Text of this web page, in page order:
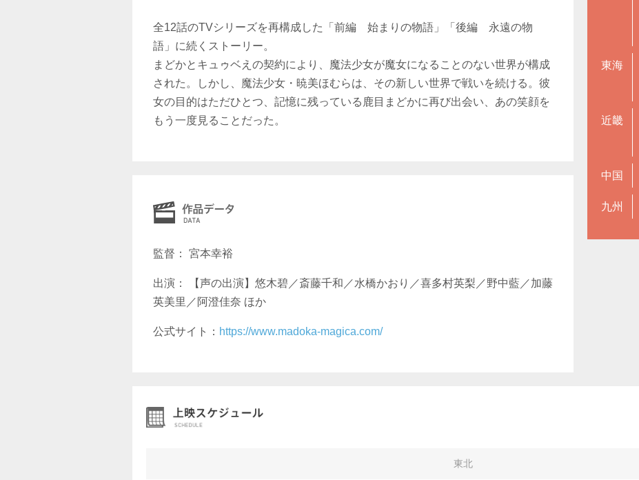
全12話のTVシリーズを再構成した「前編 始まりの物語」「後編 永遠の物
語」に続くストーリー。
まどかとキュゥベえの契約により、魔法少女が魔女になることのない世界が構成
された。しかし、魔法少女・暁美ほむらは、その新しい世界で戦いを続ける。彼
女の目的はただひとつ、記憶に残っている鹿目まどかに再び出会い、あの笑顔を
もう一度見ることだった。
監督： 宮本幸裕
出演： 【声の出演】悠木碧／斎藤千和／水橋かおり／喜多村英梨／野中藍／加藤
英美里／阿澄佳奈 ほか
公式サイト： https://www.madoka-magica.com/
東海
近畿
中国
九州
東北